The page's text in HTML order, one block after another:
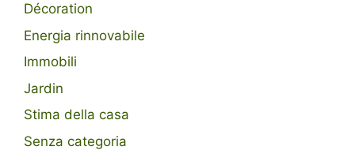
Décoration
Energia rinnovabile
Immobili
Jardin
Stima della casa
Senza categoria